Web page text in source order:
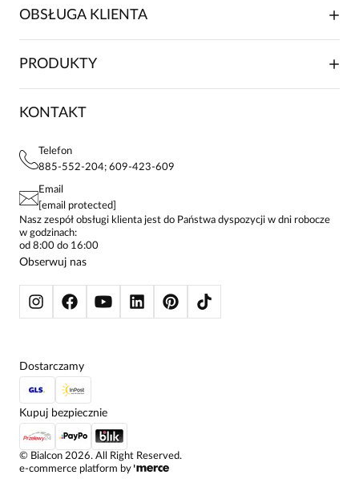
O NAS
FRANCZYZA
KONTAKTY
OBSŁUGA KLIENTA
SKŁADANIE ZAMÓWIENIA
FAQ
POLITYKA PRYWATNOŚCI
STREFA STAŁEGO KLIENTA
PRODUKTY
SUKIENKI
KOSZULE DAMSKIE
SPODNIE DAMSKIE
ŻAKIETY I MARYNARKI
SWETRY
BLUZY
KONTAKT
Telefon
885-552-204; 609-423-609
Email
[email protected]
Nasz zespół obsługi klienta jest do Państwa dyspozycji w dni robocze
w godzinach:
od 8:00 do 16:00
Obserwuj nas
© Bialcon 2026. All Right Reserved.
e-commerce platform by
Dostarczamy
Kupuj bezpiecznie